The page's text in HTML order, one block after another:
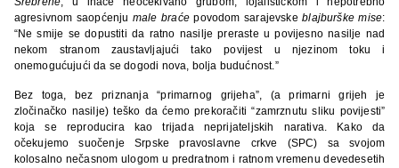
agresivnom saopćenju male braćepovodom sarajevskeblajburške mise:
“Ne smije se dopustiti da ratno nasilje preraste u povijesno nasilje nad
nekom stranom zaustavljajući tako povijest u njezinom toku i
onemogućujući da se dogodi nova, bolja budućnost.”
Bez toga, bez priznanja “primarnog grijeha”, (a primarni grijeh je
zločinačko nasilje) teško da ćemo prekoračiti “zamrznutu sliku povijesti”
koja se reproducira kao trijada neprijateljskih narativa. Kako da
očekujemo suočenje Srpske pravoslavne crkve (SPC) sa svojom
kolosalno nečasnom ulogom u predratnom i ratnom vremenu devedesetih